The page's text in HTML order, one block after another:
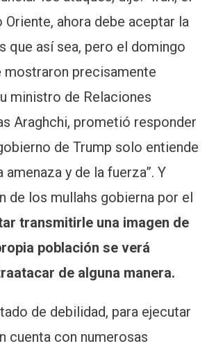
ahora debe aceptar la
que así sea, pero el domingo
mostraron precisamente
ministro de Relaciones
Araghchi, prometió responder
de Trump solo entiende
amenaza y de la fuerza”. Y
de los mullahs gobierna por el
transmitirle una imagen de
población se verá
de alguna manera.
de debilidad, para ejecutar
cuenta con numerosas